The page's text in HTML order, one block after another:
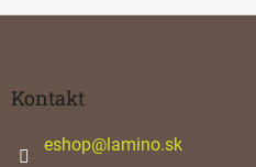
Kontakt
eshop@lamino.sk